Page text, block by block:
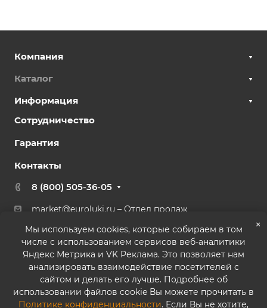
Компания
Каталог
Информация
Сотрудничество
Гарантия
Контакты
8 (800) 505-36-05
market@euroluki.ru – Отдел продаж
г. Москва, ул. Генерала Белова, 43 к2, офис 27
×
Мы используем cookies, которые собираем в том
числе с использованием сервисов веб-аналитики
Яндекс Метрика и VK Реклама. Это позволяет нам
анализировать взаимодействие посетителей с
сайтом и делать его лучше. Подробнее об
использовании файлов cookie Вы можете прочитать в
Политике конфиденциальности. Если Вы не хотите,